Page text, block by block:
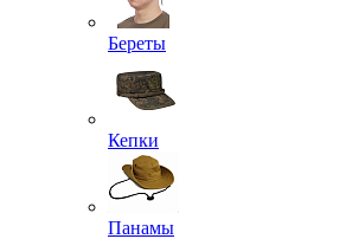
Береты
Кепки
Панамы